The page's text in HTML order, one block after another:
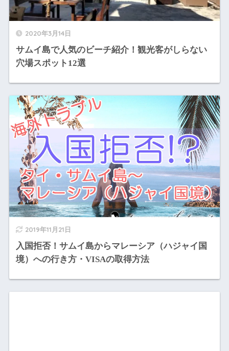
2020年3月14日
サムイ島で人気のビーチ紹介！観光客がしらない
穴場スポット12選
2019年11月21日
入国拒否！サムイ島からマレーシア（ハジャイ国
境）への行き方・VISAの取得方法